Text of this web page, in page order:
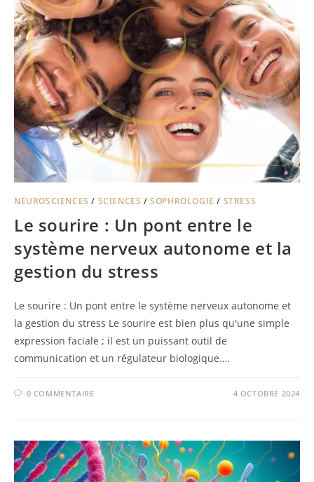
NEUROSCIENCES / SCIENCES /SOPHROLOGIE / STRESS
Le sourire : Un pont entre le
système nerveux autonome et la
gestion du stress
Le sourire : Un pont entre le système nerveux autonome et
la gestion du stress Le sourire est bien plus qu'une simple
expression faciale ; il est un puissant outil de
communication et un régulateur biologique.…
0 COMMENTAIRE 4 OCTOBRE 2024